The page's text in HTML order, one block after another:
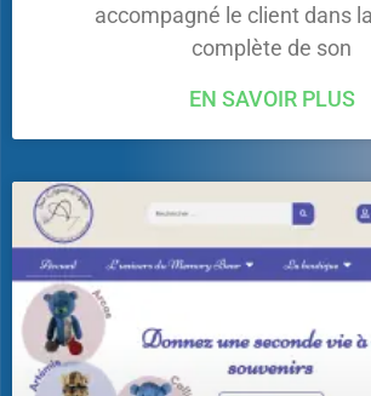
accompagné le client dans
complète de son
EN SAVOIR PLUS